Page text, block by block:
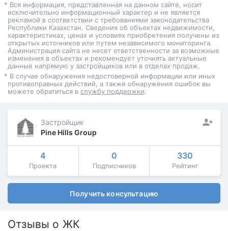
* Вся информация, представленная на данном сайте, носит
исключительно информационный характер и не является
рекламой в соответствии с требованиями законодательства
Республики Казахстан. Сведения об объектах недвижимости,
характеристиках, ценах и условиях приобретения получены из
открытых источников или путем независимого мониторинга.
Администрация сайта не несет ответственности за возможные
изменения в объектах и рекомендует уточнять актуальные
данные напрямую у застройщиков или в отделах продаж.
* В случае обнаружения недостоверной информации или иных
противоправных действий, а также обнаружения ошибок вы
можете обратиться в службу поддержки.
Застройщик
Pine Hills Group
4
Проекта
0
Подписчиков
330
Рейтинг
Получить консультацию
Отзывы о ЖК